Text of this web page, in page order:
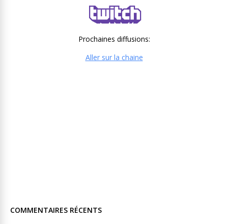
Prochaines diffusions:
Aller sur la chaine
COMMENTAIRES RÉCENTS